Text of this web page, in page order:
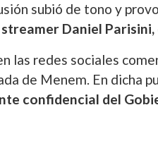
subió de tono y
Daniel
las redes sociales
de Menem. En dicha
confidencial del